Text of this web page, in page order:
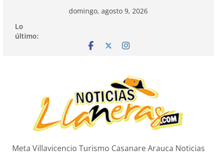
contenido
domingo, agosto 9, 2026
Lo
último:
Meta Villavicencio Turismo Casanare Arauca Noticias